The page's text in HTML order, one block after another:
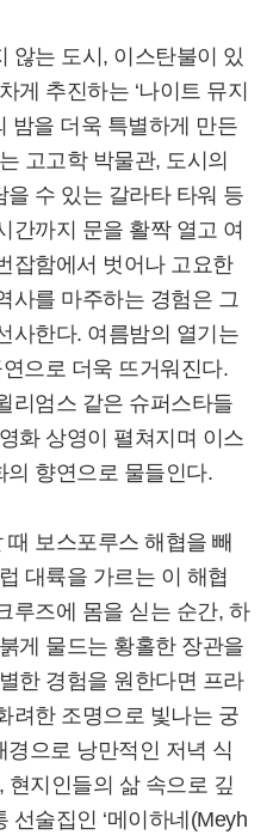
않는 도시, 이스탄불이 있
게 추진하는 ‘나이트 뮤지
밤을 더욱 특별하게 만든
고고학 박물관, 도시의
수 있는 갈라타 타워 등
간까지 문을 활짝 열고 여
잡함에서 벗어나 고요한
사를 마주하는 경험은 그
사한다. 여름밤의 열기는
으로 더욱 뜨거워진다.
리엄스 같은 슈퍼스타들
화 상영이 펼쳐지며 이스
의 향연으로 물들인다.
보스포루스 해협을 빼
대륙을 가르는 이 해협
루즈에 몸을 싣는 순간, 하
게 물드는 황홀한 장관을
한 경험을 원한다면 프라
려한 조명으로 빛나는 궁
으로 낭만적인 저녁 식
현지인들의 삶 속으로 깊
선술집인 ‘메이하네(Meyh